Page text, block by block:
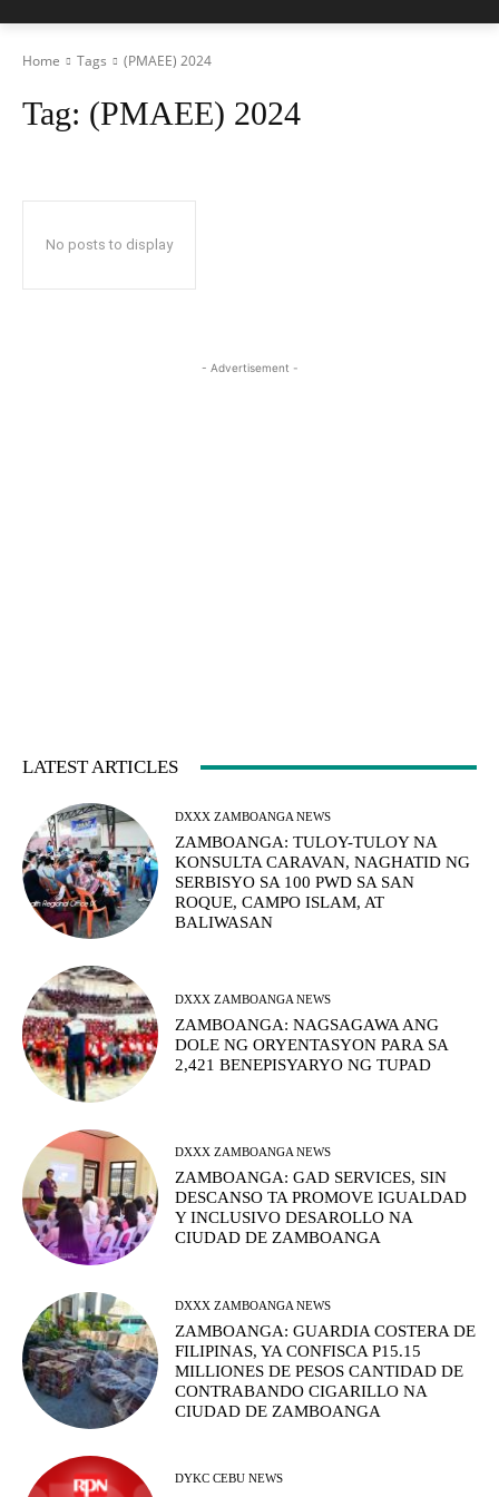
Home Tags (PMAEE) 2024
Tag: (PMAEE) 2024
No posts to display
- Advertisement -
LATEST ARTICLES
DXXX ZAMBOANGA NEWS
ZAMBOANGA: TULOY-TULOY NA
KONSULTA CARAVAN, NAGHATID NG
SERBISYO SA 100 PWD SA SAN
ROQUE, CAMPO ISLAM, AT
BALIWASAN
DXXX ZAMBOANGA NEWS
ZAMBOANGA: NAGSAGAWA ANG
DOLE NG ORYENTASYON PARA SA
2,421 BENEPISYARYO NG TUPAD
DXXX ZAMBOANGA NEWS
ZAMBOANGA: GAD SERVICES, SIN
DESCANSO TA PROMOVE IGUALDAD
Y INCLUSIVO DESAROLLO NA
CIUDAD DE ZAMBOANGA
DXXX ZAMBOANGA NEWS
ZAMBOANGA: GUARDIA COSTERA DE
FILIPINAS, YA CONFISCA P15.15
MILLIONES DE PESOS CANTIDAD DE
CONTRABANDO CIGARILLO NA
CIUDAD DE ZAMBOANGA
DYKC CEBU NEWS